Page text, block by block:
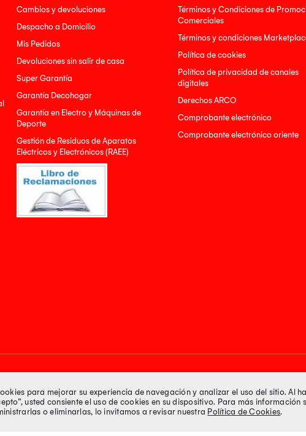
Cambios y devoluciones
Despacho a Domicilio
Mis Pedidos
Devoluciones sin salir de casa
Super Garantía
Garantía Decohogar
Garantía en Electro y Máquinas de
Deporte
Gestión de Residuos de Aparatos
Eléctricos y Electrónicos (RAEE)
Términos y Condiciones de
Comerciales
Términos y condiciones
Política de cookies
Política de privacidad de canales
digitales
Derechos ARCO
Comprobante electrónico
Comprobante electrónico oriente
Medios de pago
para mejorar su experiencia de navegación y analizar el uso del sitio. Al
usted consiente el uso de cookies en su dispositivo. Para más información
o eliminarlas, lo invitamos a revisar nuestra Política de Cookies.